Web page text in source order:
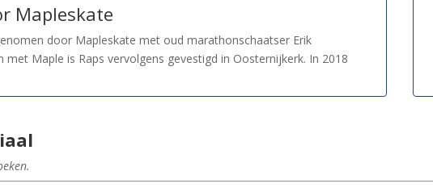
Mapleskate
door Mapleskate met oud marathonschaatser Erik
met Maple is Raps vervolgens gevestigd in Oosternijkerk. In 2018